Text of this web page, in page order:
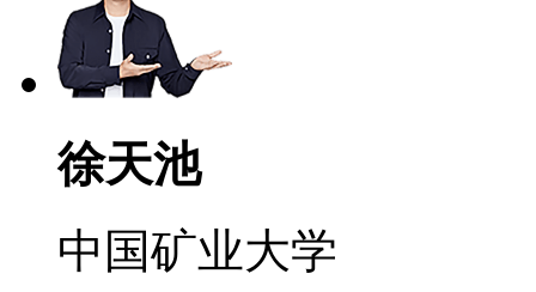
徐天池
中国矿业大学